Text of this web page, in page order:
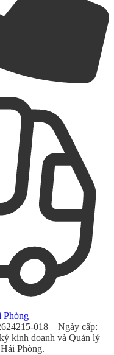
Phòng
018 – Ngày cấp:
kinh doanh và Quản lý
Phòng.